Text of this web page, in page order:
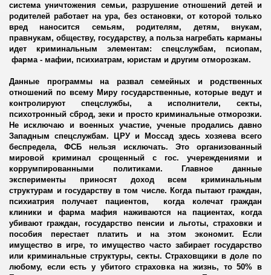
система уничтожения семьи, разрушение отношений детей и
родителей работает на ура, без остановки, от которой только
вред наносится семьям, родителям, детям, внукам,
правнукам, обществу, государству, а польза нагребать карманы
идет криминальным элементам: спецслужбам, псиопам,
фарма - мафии, психиатрам, юристам и другим отморозкам.
Данные программы на развал семейных и родственных
отношений по всему Миру государственные, которые ведут и
контролируют спецслужбы, а исполнители, секты,
психотронный сброд, зеки и просто криминальные отморозки.
Не исключаю и военных участие, ученые продались давно
Западным спецслужбам. ЦРУ и Моссад здесь хозяева всего
беспредела, ФСБ нельзя исключать. Это организованный
мировой криминал срощенный с гос. учереждениями и
коррумпированными политиками. Главное данные
эксперименты приносят доход всем криминальным
структурам и государству в том числе. Когда пытают граждан,
психиатрия получает пациентов, когда колечат граждан
клиники и фарма мафия наживаются на пациентах, когда
убивают граждан, государство пенсии и льготы, страховки и
пособия перестает платить и на этом экономит. Если
имущество в игре, то имущество часто забирает государство
или криминальные структуры, секты. Страховщики в доле по
любому, если есть у убитого страховка на жизнь, то 50% в